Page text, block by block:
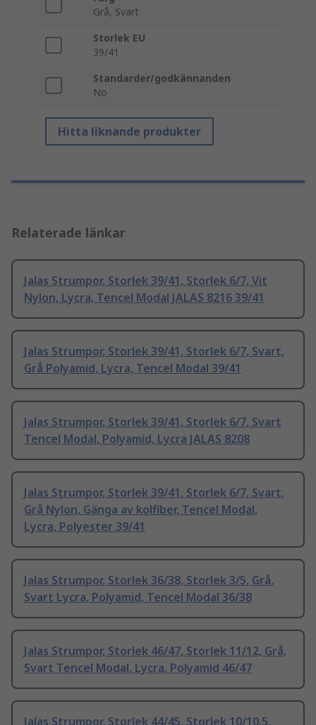
Grå, Svart
Storlek EU
39/41
Standarder/godkännanden
No
Hitta liknande produkter
Relaterade länkar
Jalas Strumpor, Storlek 39/41, Storlek 6/7, Vit
Nylon, Lycra, Tencel Modal JALAS 8216 39/41
Jalas Strumpor, Storlek 39/41, Storlek 6/7, Svart,
Grå Polyamid, Lycra, Tencel Modal 39/41
Jalas Strumpor, Storlek 39/41, Storlek 6/7, Svart
Tencel Modal, Polyamid, Lycra JALAS 8208
Jalas Strumpor, Storlek 39/41, Storlek 6/7, Svart,
Grå Nylon, Gänga av kolfiber, Tencel Modal,
Lycra, Polyester 39/41
Jalas Strumpor, Storlek 36/38, Storlek 3/5, Grå,
Svart Lycra, Polyamid, Tencel Modal 36/38
Jalas Strumpor, Storlek 46/47, Storlek 11/12, Grå,
Svart Tencel Modal, Lycra, Polyamid 46/47
Jalas Strumpor, Storlek 44/45, Storlek 10/10.5,